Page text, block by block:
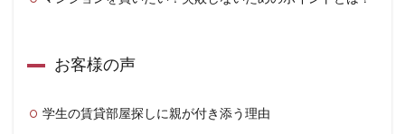
お客様の声
学生の賃貸部屋探しに親が付き添う理由